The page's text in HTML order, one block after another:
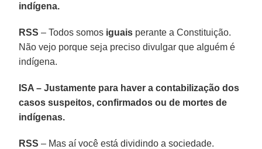
indígena.
RSS – Todos somos iguais perante a Constituição.
Não vejo porque seja preciso divulgar que alguém é
indígena.
ISA – Justamente para haver a contabilização dos
casos suspeitos, confirmados ou de mortes de
indígenas.
RSS – Mas aí você está dividindo a sociedade.